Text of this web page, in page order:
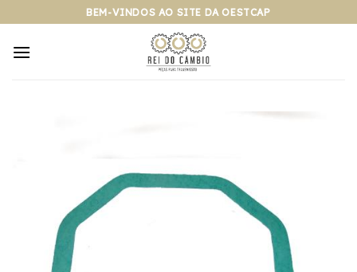
para
BEM-VINDOS AO SITE DA OESTCAP